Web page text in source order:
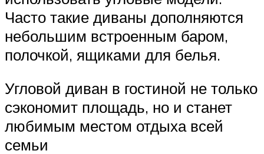
Часто такие диваны дополняются
небольшим встроенным баром,
полочкой, ящиками для белья.
Угловой диван в гостиной не только
сэкономит площадь, но и станет
любимым местом отдыха всей
семьи